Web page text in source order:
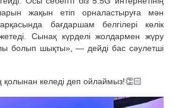
жақын етіп орналастыруға мән
бағдаршам белгілері көлік
Сынақ күрделі жолдармен жүру
болып шықты», — дейді бас сәулетші
қолынан келеді деп ойлаймыз!👏🏻